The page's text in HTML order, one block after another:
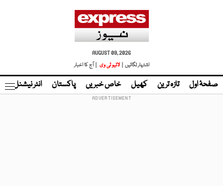
AUGUST 09, 2026
اشتہار لگائیں |
لائیو ٹی وی | آج کا اخبار
صفحۂ اول تازہ ترین کھیل خاص خبریں پاکستان انٹر نیشنل